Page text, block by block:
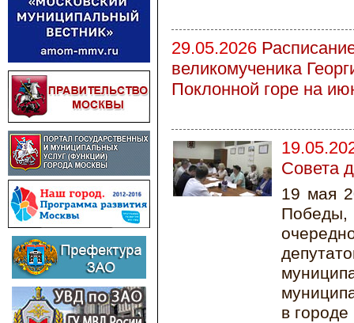
29.05.2026
великомученика
Поклонной горе на
Совета
19 мая
в